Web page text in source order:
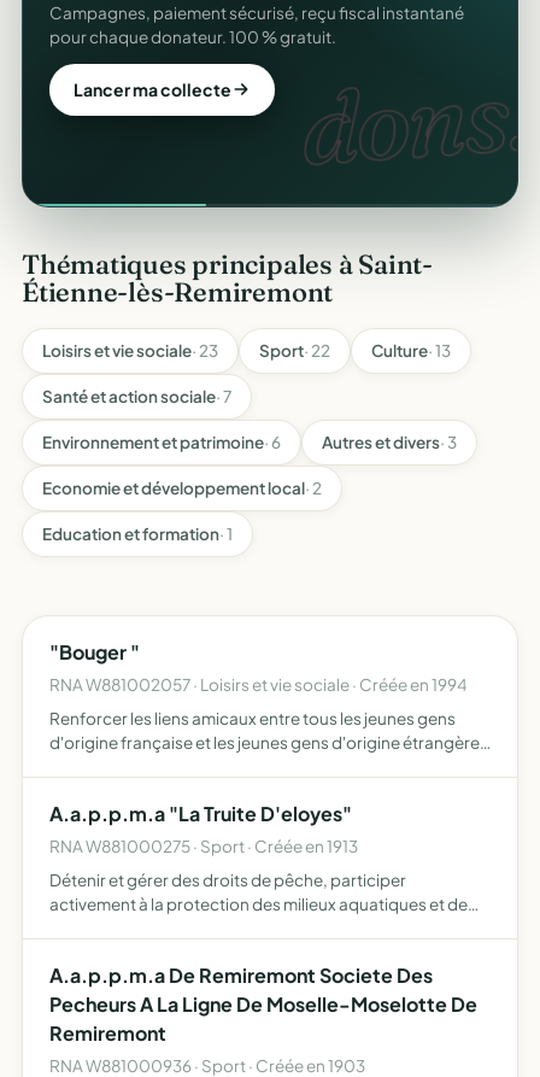
dons.
Campagnes, paiement sécurisé, reçu fiscal instantané
pour chaque donateur. 100 % gratuit.
Lancer ma collecte
Thématiques principales à Saint-
Étienne-lès-Remiremont
Loisirs et vie sociale· 23 Sport· 22 Culture· 13
Santé et action sociale· 7
Environnement et patrimoine· 6 Autres et divers· 3
Economie et développement local· 2
Education et formation· 1
"Bouger "
RNA W881002057 · Loisirs et vie sociale · Créée en 1994
Renforcer les liens amicaux entre tous les jeunes gens
d'origine française et les jeunes gens d'origine étrangère,
A.a.p.p.m.a "La Truite D'eloyes"
RNA W881000275 · Sport · Créée en 1913
Détenir et gérer des droits de pêche, participer
activement à la protection des milieux aquatiques et de
A.a.p.p.m.a De Remiremont Societe Des
Pecheurs A La Ligne De Moselle-Moselotte De
Remiremont
RNA W881000936 · Sport · Créée en 1903